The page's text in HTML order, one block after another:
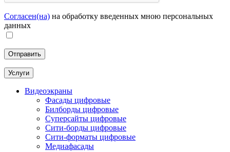
Согласен(на) на обработку введенных мною персональных
данных
Услуги
Видеоэкраны
Фасады цифровые
Билборды цифровые
Суперсайты цифровые
Сити-борды цифровые
Сити-форматы цифровые
Медиафасады